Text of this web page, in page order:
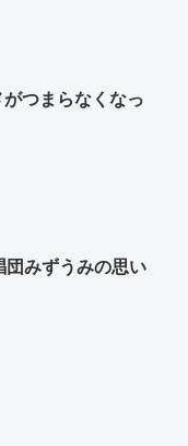
つまらなくなっ
団みずうみの思い